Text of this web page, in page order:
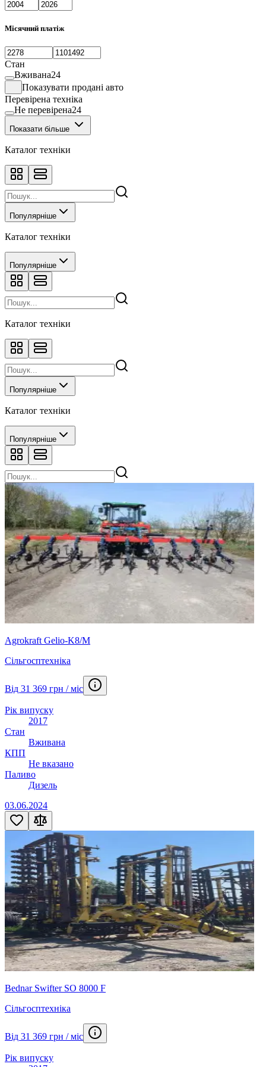
Коток
2
Обприскувач
Плуг14
Прес-підбирач1
Розкидач добрив
Сівалка36
Телескопічний навантажувач
Трактор гусеничний
Трактор колісний
Місячний платіж
Стан
Вживана24
Показувати продані авто
Перевірена техніка
Не перевірена24
Показати більше
Каталог техніки
Популярніше
Каталог техніки
Популярніше
Каталог техніки
Популярніше
Каталог техніки
Популярніше
Agrokraft Gelio-K8/M
Сільгосптехніка
Від 31 369 грн / міс
Рік випуску
2017
Стан
Вживана
КПП
Не вказано
Паливо
Дизель
03.06.2024
Bednar Swifter SO 8000 F
Сільгосптехніка
Від 31 369 грн / міс
Рік випуску